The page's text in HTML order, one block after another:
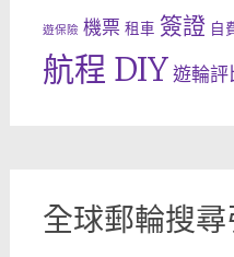
遊保險 機票 租車 簽證 自
航程 DIY遊輪評
全球郵輪搜尋